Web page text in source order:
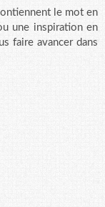
le mot en
une inspiration en
faire avancer dans